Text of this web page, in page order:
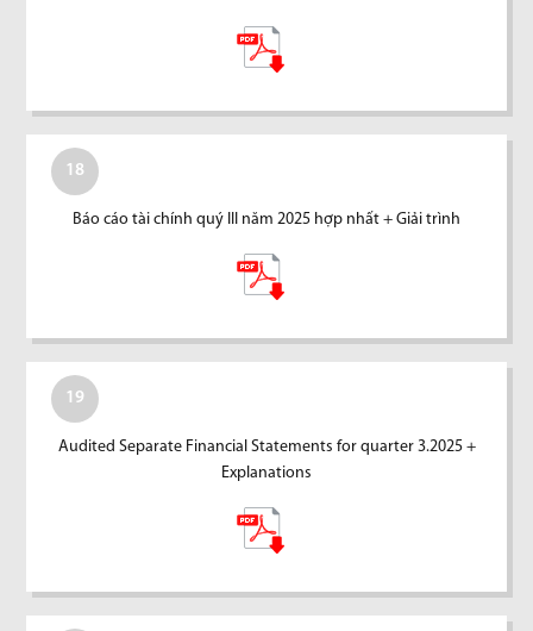
18
Báo cáo tài chính quý III năm 2025 hợp nhất + Giải trình
19
Audited Separate Financial Statements for quarter 3.2025 +
Explanations